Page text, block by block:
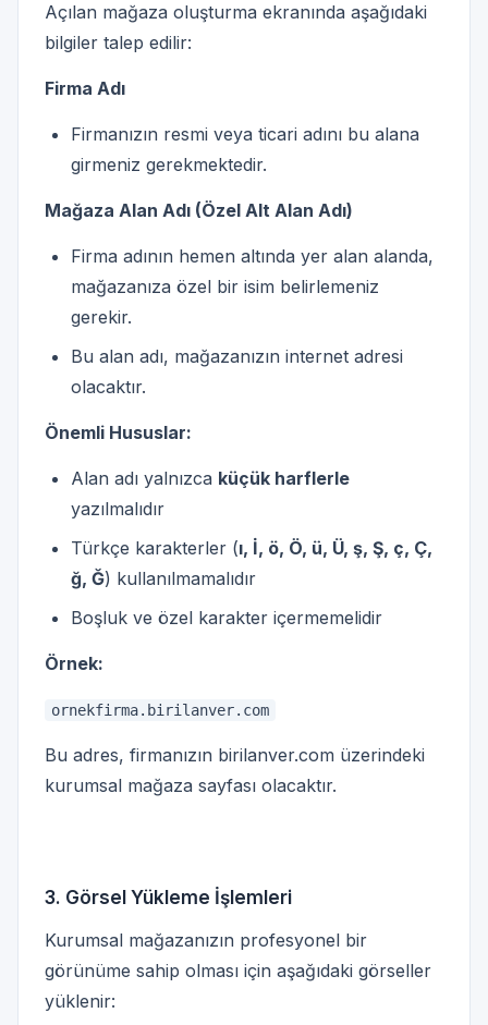
Açılan mağaza oluşturma ekranında aşağıdaki
bilgiler talep edilir:
Firma Adı
Firmanızın resmi veya ticari adını bu alana
girmeniz gerekmektedir.
Mağaza Alan Adı (Özel Alt Alan Adı)
Firma adının hemen altında yer alan alanda,
mağazanıza özel bir isim belirlemeniz
gerekir.
Bu alan adı, mağazanızın internet adresi
olacaktır.
Önemli Hususlar:
Alan adı yalnızca küçük harflerle
yazılmalıdır
Türkçe karakterler (ı, İ, ö, Ö, ü, Ü, ş, Ş, ç, Ç,
ğ, Ğ) kullanılmamalıdır
Boşluk ve özel karakter içermemelidir
Örnek:
ornekfirma.birilanver.com
Bu adres, firmanızın birilanver.com üzerindeki
kurumsal mağaza sayfası olacaktır.
3. Görsel Yükleme İşlemleri
Kurumsal mağazanızın profesyonel bir
görünüme sahip olması için aşağıdaki görseller
yüklenir: